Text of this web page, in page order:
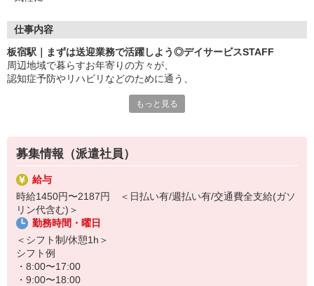
仕事内容
板宿駅｜まずは送迎業務で活躍しよう◎デイサービスSTAFF
周辺地域で暮らすお年寄りの方々が、
認知症予防やリハビリなどのために通う、
・食事や着替えなどの介助
・レクリエーションのサポート
など
未経験大歓迎！まずは送迎業務でご活躍していただき、徐々に活躍
の場を広げていただきます！
もちろん経験者も大歓迎◎サポート中心なので難しいことは特にあ
りません♪
「働くのは久しぶり…」というブランクがある方もOK！
もっと見る
募集情報（派遣社員）
給与
時給1450円〜2187円 ＜日払い有/週払い有/交通費全支給(ガソ
リン代含む)＞
勤務時間・曜日
＜シフト制/休憩1h＞
シフト例
・8:00〜17:00
・9:00〜18:00